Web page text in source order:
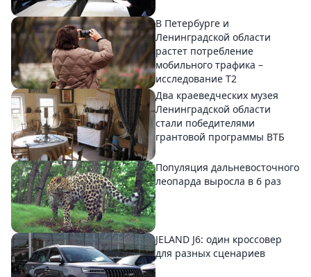
В Петербурге и
Ленинградской области
растет потребление
мобильного трафика –
исследование T2
Два краеведческих музея
Ленинградской области
стали победителями
грантовой программы ВТБ
Популяция дальневосточного
леопарда выросла в 6 раз
JELAND J6: один кроссовер
для разных сценариев